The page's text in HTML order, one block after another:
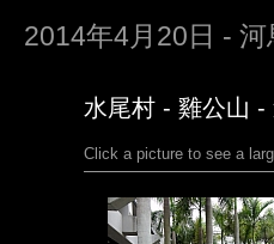
2014年4月20日 -
水尾村 - 雞公山 -
Click a picture to see a